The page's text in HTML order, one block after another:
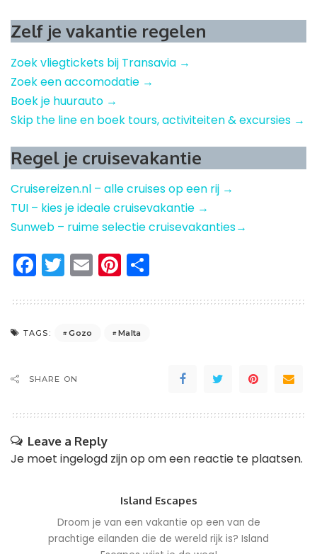
Zelf je vakantie regelen
Zoek vliegtickets bij Transavia →
Zoek een accomodatie →
Boek je huurauto →
Skip the line en boek tours, activiteiten & excursies →
Regel je cruisevakantie
Cruisereizen.nl – alle cruises op een rij →
TUI – kies je ideale cruisevakantie →
Sunweb – ruime selectie cruisevakanties→
Facebook
Twitter
EmailPinterest
TAGS: Gozo Malta
SHARE ON
Leave a Reply
Je moet ingelogd zijn op om een reactie te plaatsen.
Island Escapes
Droom je van een vakantie op een van de
prachtige eilanden die de wereld rijk is? Island